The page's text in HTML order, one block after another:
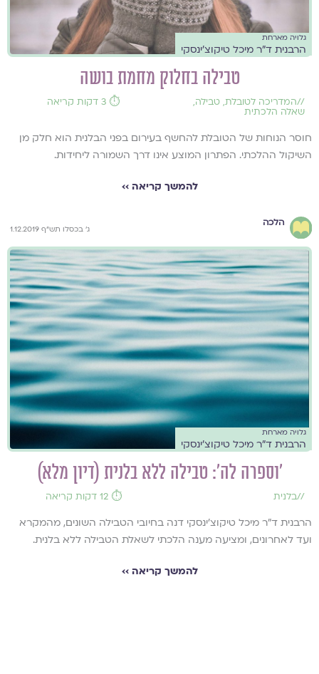
גלויה מארחת
הרבנית ד"ר מיכל טיקוצ'ינסקי
טבילה בחלוק מחמת בושה
//המדריכה לטובלת, טבילה,
שאלה הלכתית
⏱️ 3 דקות קריאה
חוסר הנוחות של הטובלת להחשף בעירום בפני הבלנית הוא חלק מן
השיקול ההלכתי. הפתרון המוצע אינו דרך השמורה ליחידות.
להמשך קריאה ››
הלכה
ג' בכסלו תש"ף 1.12.2019
גלויה מארחת
הרבנית ד"ר מיכל טיקוצ'ינסקי
'וספרה לה': טבילה ללא בלנית (דיון מלא)
//בלנית ⏱️ 12 דקות קריאה
הרבנית ד"ר מיכל טיקוצ'ינסקי דנה בחיובי הטבילה השונים, מהמקרא
ועד לאחרונים, ומציעה מענה הלכתי לשאלת הטבילה ללא בלנית.
להמשך קריאה ››